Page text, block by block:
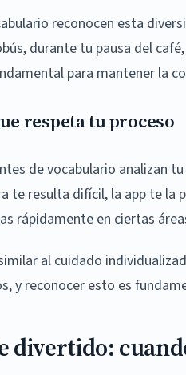
reconocen esta
durante tu pausa del
para mantener la
respeta tu proceso
de vocabulario analizan
te resulta difícil, la app te
rápidamente en ciertas
al cuidado
y reconocer esto es
divertido: